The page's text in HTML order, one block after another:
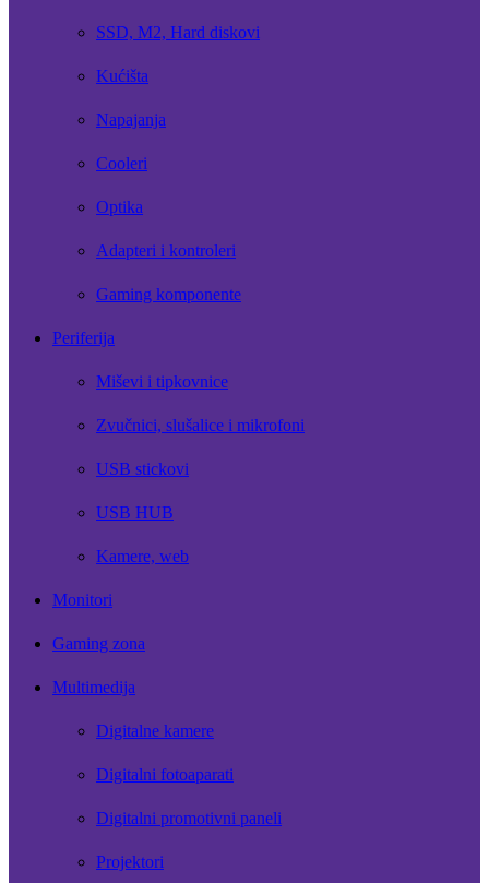
SSD, M2, Hard diskovi
Kućišta
Napajanja
Cooleri
Optika
Adapteri i kontroleri
Gaming komponente
Periferija
Miševi i tipkovnice
Zvučnici, slušalice i mikrofoni
USB stickovi
USB HUB
Kamere, web
Monitori
Gaming zona
Multimedija
Digitalne kamere
Digitalni fotoaparati
Digitalni promotivni paneli
Projektori